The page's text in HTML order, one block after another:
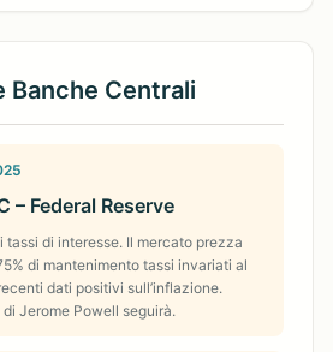
Banche Centrali
– Federal Reserve
tassi di interesse. Il mercato prezza
di mantenimento tassi invariati al
dati positivi sull’inflazione.
Jerome Powell seguirà.